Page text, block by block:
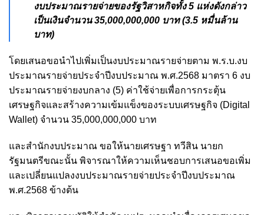
งบประมาณรายจ่ายของรัฐวิสาหกิจทั้ง 5 แห่งดังกล่าว
เป็นเงินจำนวน 35,000,000,000 บาท (3.5 หมื่นล้าน
บาท)
โดยเสนอขอนำไปเพิ่มเป็นงบประมาณรายจ่ายตาม พ.ร.บ.งบ
ประมาณรายจ่ายประจำปีงบประมาณ พ.ศ.2568 มาตรา 6 งบ
ประมาณรายจ่ายงบกลาง (5) ค่าใช้จ่ายเพื่อการกระตุ้น
เศรษฐกิจและสร้างความเข้มแข็งของระบบเศรษฐกิจ (Digital
Wallet) จำนวน 35,000,000,000 บาท
และสำนักงบประมาณ ขอให้นายเศรษฐา ทวีสิน นายก
รัฐมนตรีขณะนั้น พิจารณาให้ความเห็นชอบการเสนอขอเพิ่ม
และเปลี่ยนแปลงงบประมาณรายจ่ายประจำปีงบประมาณ
พ.ศ.2568 ข้างต้น